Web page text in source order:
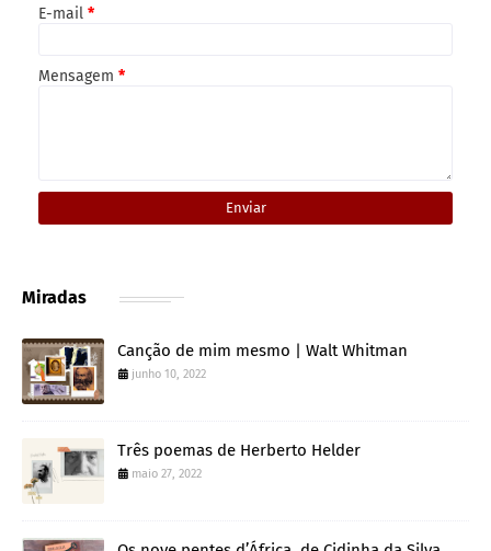
E-mail *
Mensagem *
Miradas
Canção de mim mesmo | Walt Whitman
junho 10, 2022
Três poemas de Herberto Helder
maio 27, 2022